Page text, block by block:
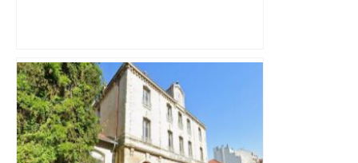
A680 Toulouse fermée dans les 2 sens
– Radio VINCI Autoroutes